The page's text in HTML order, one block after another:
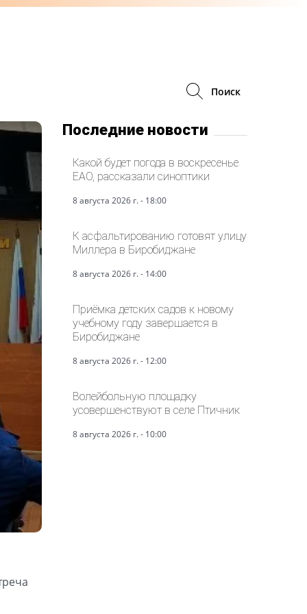
Поиск
Последние новости
Какой будет погода в воскресенье
ЕАО, рассказали синоптики
8 августа 2026 г. - 18:00
К асфальтированию готовят улицу
Миллера в Биробиджане
8 августа 2026 г. - 14:00
Приёмка детских садов к новому
учебному году завершается в
Биробиджане
8 августа 2026 г. - 12:00
Волейбольную площадку
усовершенствуют в селе Птичник
8 августа 2026 г. - 10:00